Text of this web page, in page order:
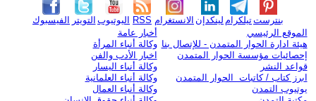
الفيسبوك التويتر اليوتيوب RSS الانستغرام لينكدإن تيلكرامبنترست
الموقع الرئيسي
هيئة ادارة الحوار المتمدن - للإتصال بنا
إحصائيات مؤسسة الحوار المتمدن
قواعد النشر
ابرز كتاب / كاتبات الحوار المتمدن
يوتيوب التمدن
أخبار عامة
وكالة أنباء المرأة
اخبار الأدب والفن
وكالة أنباء اليسار
وكالة أنباء العلمانية
وكالة أنباء العمال